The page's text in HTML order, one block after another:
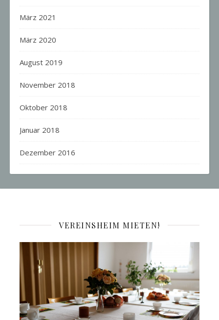
März 2021
März 2020
August 2019
November 2018
Oktober 2018
Januar 2018
Dezember 2016
VEREINSHEIM MIETEN!